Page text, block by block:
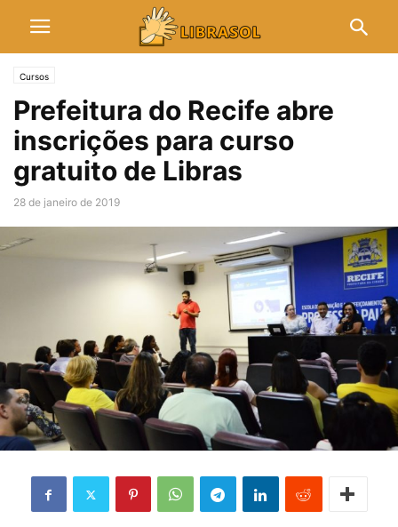
Cursos
Prefeitura do Recife abre
inscrições para curso
gratuito de Libras
28 de janeiro de 2019